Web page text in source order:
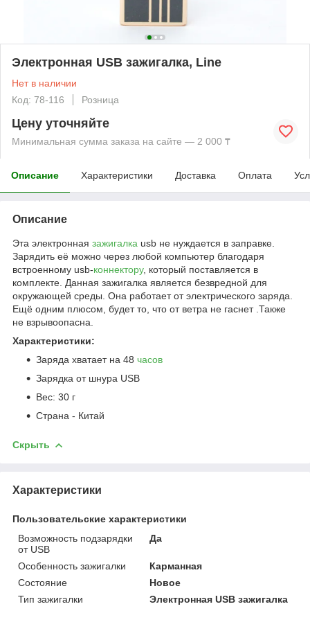
Электронная USB зажигалка, Line
Нет в наличии
Код: 78-116
Розница
Цену уточняйте
Минимальная сумма заказа на сайте — 2 000 ₸
Описание Характеристики Доставка Оплата
Описание
Эта электронная зажигалка usb не нуждается в заправке.
Зарядить её можно через любой компьютер благодаря
встроенному usb-коннектору, который поставляется в
комплекте. Данная зажигалка является безвредной для
окружающей среды. Она работает от электрического заряда.
Ещё одним плюсом, будет то, что от ветра не гаснет .Также
не взрывоопасна.
Характеристики:
Заряда хватает на 48 часов
Зарядка от шнура USB
Вес: 30 г
Страна - Китай
Скрыть
Характеристики
Пользовательские характеристики
Возможность подзарядки
от USB
Да
Особенность зажигалки
Карманная
Состояние
Новое
Тип зажигалки
Электронная USB зажигалка